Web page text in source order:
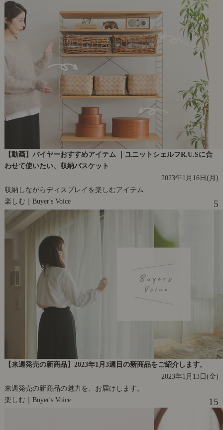
【動画】バイヤーおすすめアイテム ｜ユニットシェルフR.U.Sに合
わせて使いたい、収納バスケット
2023年1月16日(月)
収納しながらディスプレイを楽しむアイテム
楽しむ｜Buyer's Voice
5
【来週発売の新商品】2023年1月3週目の新商品をご紹介します。
2023年1月13日(金)
来週発売の新商品の魅力を、お届けします。
楽しむ｜Buyer's Voice
15